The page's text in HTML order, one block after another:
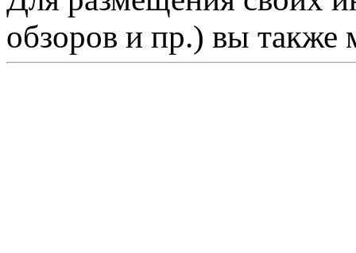
обзоров и пр.) вы также